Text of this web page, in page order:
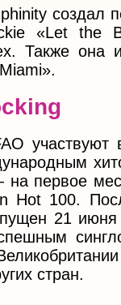
создал
«Let the
Также она
участвуют
первое
100.
21
стран.